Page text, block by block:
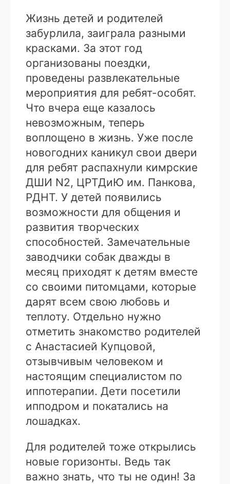
Жизнь детей и родителей
забурлила, заиграла разными
красками. За этот год
организованы поездки,
проведены развлекательные
мероприятия для ребят-особят.
Что вчера еще казалось
невозможным, теперь
воплощено в жизнь. Уже после
новогодних каникул свои двери
для ребят распахнули кимрские
ДШИ N2, ЦРТДиЮ им. Панкова,
РДНТ. У детей появились
возможности для общения и
развития творческих
способностей. Замечательные
заводчики собак дважды в
месяц приходят к детям вместе
со своими питомцами, которые
дарят всем свою любовь и
теплоту. Отдельно нужно
отметить знакомство родителей
с Анастасией Купцовой,
отзывчивым человеком и
настоящим специалистом по
иппотерапии. Дети посетили
ипподром и покатались на
лошадках.
Для родителей тоже открылись
новые горизонты. Ведь так
важно знать, что ты не один! За